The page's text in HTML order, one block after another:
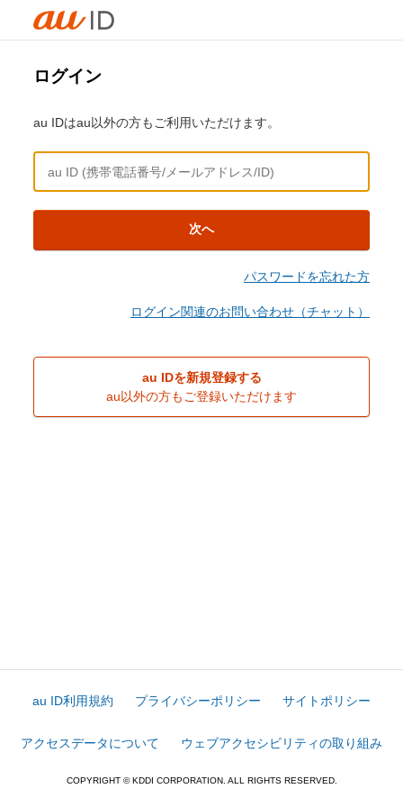
ログイン
au IDはau以外の方もご利用いただけます。
次へ
パスワードを忘れた方
ログイン関連のお問い合わせ（チャット）
au IDを新規登録する
au以外の方もご登録いただけます
au ID利用規約 プライバシーポリシー サイトポリシー
アクセスデータについて ウェブアクセシビリティの取り組み
COPYRIGHT © KDDI CORPORATION. ALL RIGHTS RESERVED.